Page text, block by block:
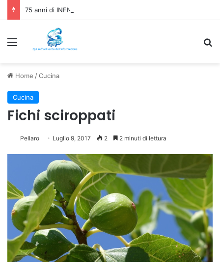
Home /Cucina
Cucina
Fichi sciroppati
Pellaro Luglio 9, 2017 2 2 minuti di lettura